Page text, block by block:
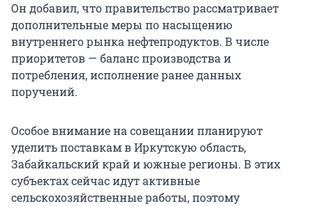
Он добавил, что правительство рассматривает
дополнительные меры по насыщению
внутреннего рынка нефтепродуктов. В числе
приоритетов — баланс производства и
потребления, исполнение ранее данных
поручений.
Особое внимание на совещании планируют
уделить поставкам в Иркутскую область,
Забайкальский край и южные регионы. В этих
субъектах сейчас идут активные
сельскохозяйственные работы, поэтому